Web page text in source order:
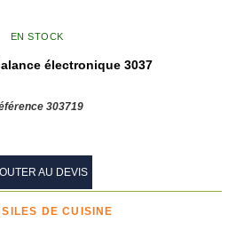
EN STOCK
électronique 3037
303719
AU DEVIS
DE CUISINE